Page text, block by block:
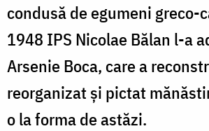
condusă de egumeni greco-
1948 IPS Nicolae Bălan l-a
Arsenie Boca, care a
reorganizat și pictat
o la forma de astăzi.